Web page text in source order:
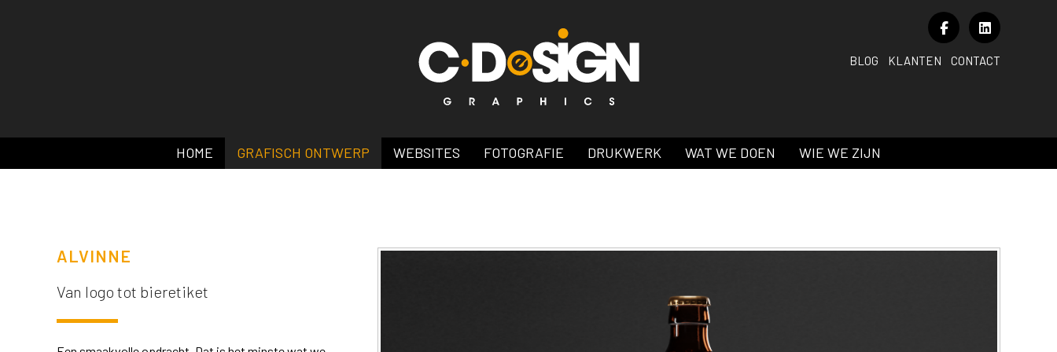
BLOG KLANTEN CONTACT
HOME GRAFISCH ONTWERP WEBSITES FOTOGRAFIE DRUKWERK WAT WE DOEN WIE WE ZIJN
ALVINNE
Van logo tot bieretiket